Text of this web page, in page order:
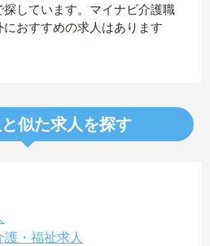
探しています。マイナビ介護職
おすすめの求人はあります
似た求人を探す
・福祉求人